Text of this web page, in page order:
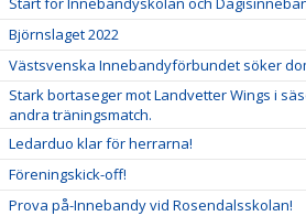
Björnslaget 2022
Västsvenska Innebandyförbundet söker
Stark bortaseger mot Landvetter Wings i
andra träningsmatch.
Ledarduo klar för herrarna!
Föreningskick-off!
Prova på-Innebandy vid Rosendalsskolan!